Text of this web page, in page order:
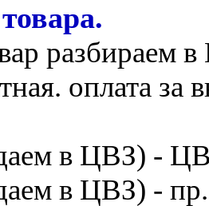
разбираем
оплата
в ЦВЗ) -
в ЦВЗ) -